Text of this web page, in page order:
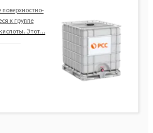
поверхностно-
к группе
Этот...